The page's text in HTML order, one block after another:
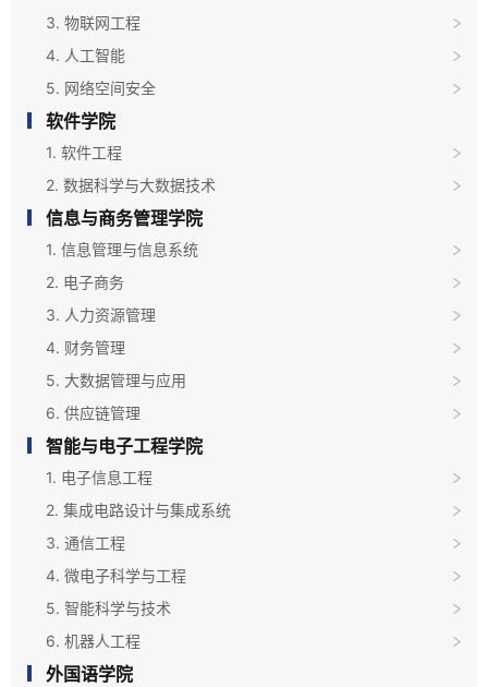
3. 物联网工程
4. 人工智能
5. 网络空间安全
软件学院
1. 软件工程
2. 数据科学与大数据技术
信息与商务管理学院
1. 信息管理与信息系统
2. 电子商务
3. 人力资源管理
4. 财务管理
5. 大数据管理与应用
6. 供应链管理
智能与电子工程学院
1. 电子信息工程
2. 集成电路设计与集成系统
3. 通信工程
4. 微电子科学与工程
5. 智能科学与技术
6. 机器人工程
外国语学院